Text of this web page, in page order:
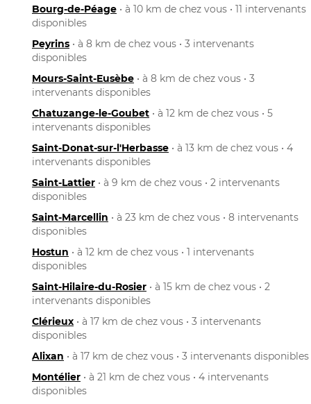
Bourg-de-Péage • à 10 km de chez vous • 11 intervenants
disponibles
Peyrins • à 8 km de chez vous • 3 intervenants
disponibles
Mours-Saint-Eusèbe • à 8 km de chez vous • 3
intervenants disponibles
Chatuzange-le-Goubet • à 12 km de chez vous • 5
intervenants disponibles
Saint-Donat-sur-l'Herbasse • à 13 km de chez vous • 4
intervenants disponibles
Saint-Lattier • à 9 km de chez vous • 2 intervenants
disponibles
Saint-Marcellin • à 23 km de chez vous • 8 intervenants
disponibles
Hostun • à 12 km de chez vous • 1 intervenants
disponibles
Saint-Hilaire-du-Rosier • à 15 km de chez vous • 2
intervenants disponibles
Clérieux • à 17 km de chez vous • 3 intervenants
disponibles
Alixan • à 17 km de chez vous • 3 intervenants disponibles
Montélier • à 21 km de chez vous • 4 intervenants
disponibles